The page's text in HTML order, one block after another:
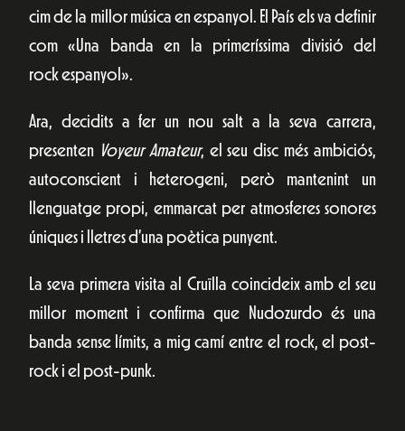
cim de la millor música en espanyol. El País els va definir
com «Una banda en la primeríssima divisió del
rock espanyol».
Ara, decidits a fer un nou salt a la seva carrera,
presenten Voyeur Amateur, el seu disc més ambiciós,
autoconscient i heterogeni, però mantenint un
llenguatge propi, emmarcat per atmosferes sonores
úniques i lletres d’una poètica punyent.
La seva primera visita al Cruïlla coincideix amb el seu
millor moment i confirma que Nudozurdo és una
banda sense límits, a mig camí entre el rock, el post-
rock i el post-punk.